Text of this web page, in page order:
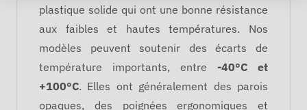
plastique solide qui ont une bonne résistance
aux faibles et hautes températures. Nos
modèles peuvent soutenir des écarts de
température importants, entre -40°C et
+100°C. Elles ont généralement des parois
opaques, des poignées ergonomiques et